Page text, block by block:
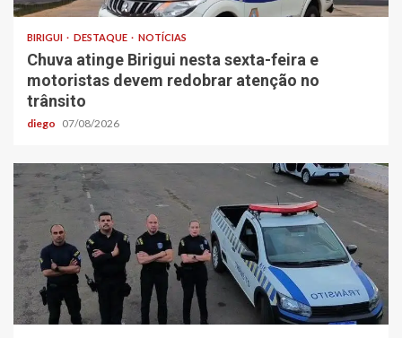
BIRIGUI DESTAQUE NOTÍCIAS
Chuva atinge Birigui nesta sexta-feira e
motoristas devem redobrar atenção no
trânsito
diego 07/08/2026